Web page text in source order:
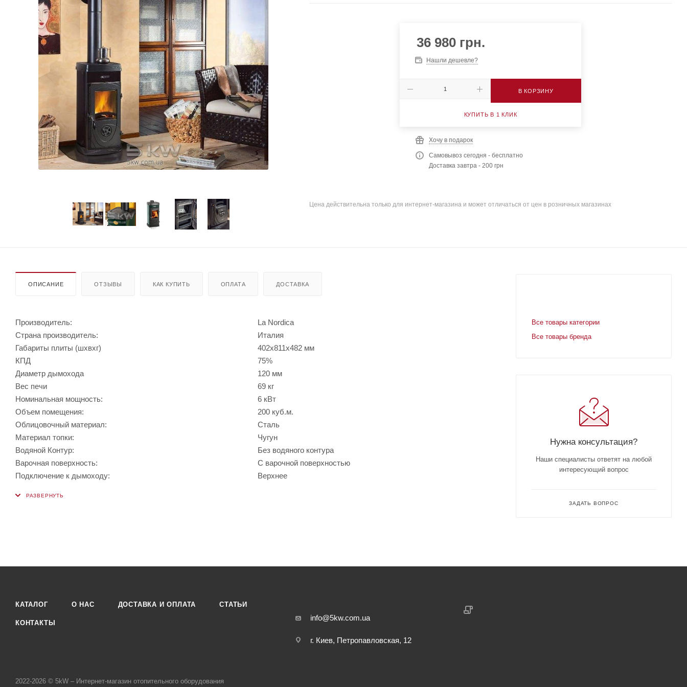
36 980 грн.
Нашли дешевле?
В КОРЗИНУ
КУПИТЬ В 1 КЛИК
Хочу в подарок
Самовывоз сегодня - бесплатно
Доставка завтра - 200 грн
Цена действительна только для интернет-магазина и может отличаться от цен в розничных магазинах
ОПИСАНИЕ ОТЗЫВЫ КАК КУПИТЬ ОПЛАТА ДОСТАВКА
Производитель:
La Nordica
Страна производитель:
Италия
Габариты плиты (шхвхг)
402x811x482 мм
КПД
75%
Диаметр дымохода
120 мм
Вес печи
69 кг
Номинальная мощность:
6 кВт
Объем помещения:
200 куб.м.
Облицовочный материал:
Сталь
Материал топки:
Чугун
Водяной Контур:
Без водяного контура
Варочная поверхность:
С варочной поверхностью
Подключение к дымоходу:
Верхнее
Все товары категории
Все товары бренда
Нужна консультация?
Наши специалисты ответят на любой
интересующий вопрос
ЗАДАТЬ ВОПРОС
КАТАЛОГ О НАС ДОСТАВКА И ОПЛАТА СТАТЬИ
КОНТАКТЫ
info@5kw.com.ua
г. Киев, Петропавловская, 12
2022-2026 © 5kW – Интернет-магазин отопительного оборудования